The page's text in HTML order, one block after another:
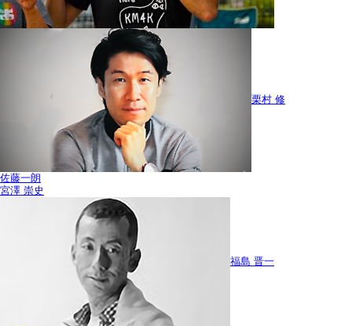
栗村 修
佐藤一朗
宮澤 崇史
福島 晋一